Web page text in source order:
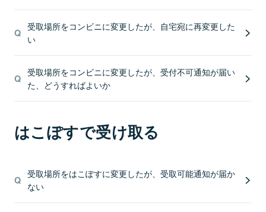
受取場所をコンビニに変更したが、自宅宛に再変更した
い
受取場所をコンビニに変更したが、受付不可通知が届い
た、どうすればよいか
はこぽすで受け取る
受取場所をはこぽすに変更したが、受取可能通知が届か
ない